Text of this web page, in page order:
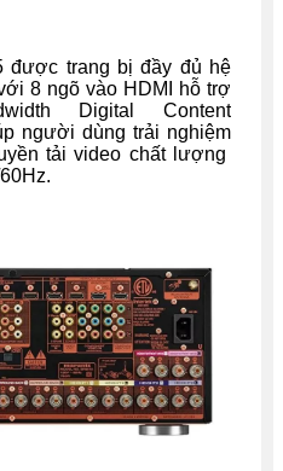
được trang bị đầy đủ hệ
8 ngõ vào HDMI hỗ trợ
Digital Content
người dùng trải nghiệm
tải video chất lượng